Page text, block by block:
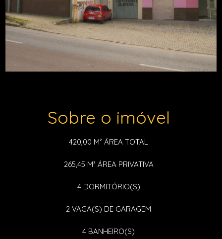
Sobre o imóvel
420,00 M² ÁREA TOTAL
265,45 M² ÁREA PRIVATIVA
4DORMITÓRIO(S)
2 VAGA(S) DE GARAGEM
4 BANHEIRO(S)